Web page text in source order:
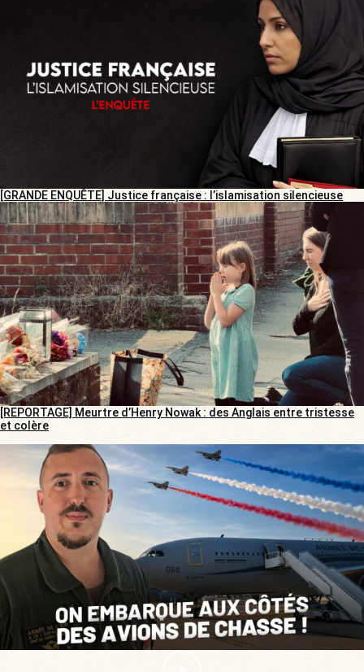
[GRANDE ENQUÊTE] Justice française : l’islamisation silencieuse
[REPORTAGE] Meurtre d’Henry Nowak : des Anglais entre tristesse
et colère